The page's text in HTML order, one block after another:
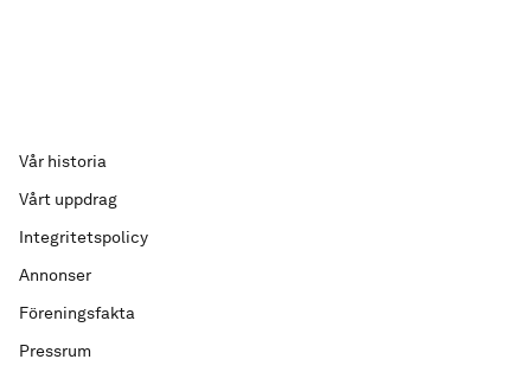
Vår historia
Vårt uppdrag
Integritetspolicy
Annonser
Föreningsfakta
Pressrum